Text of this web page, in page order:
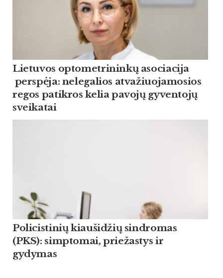
Lietuvos optometrininkų asociacija
perspėja: nelegalios atvažiuojamosios
regos patikros kelia pavojų gyventojų
sveikatai
Policistinių kiaušidžių sindromas
(PKS): simptomai, priežastys ir
gydymas